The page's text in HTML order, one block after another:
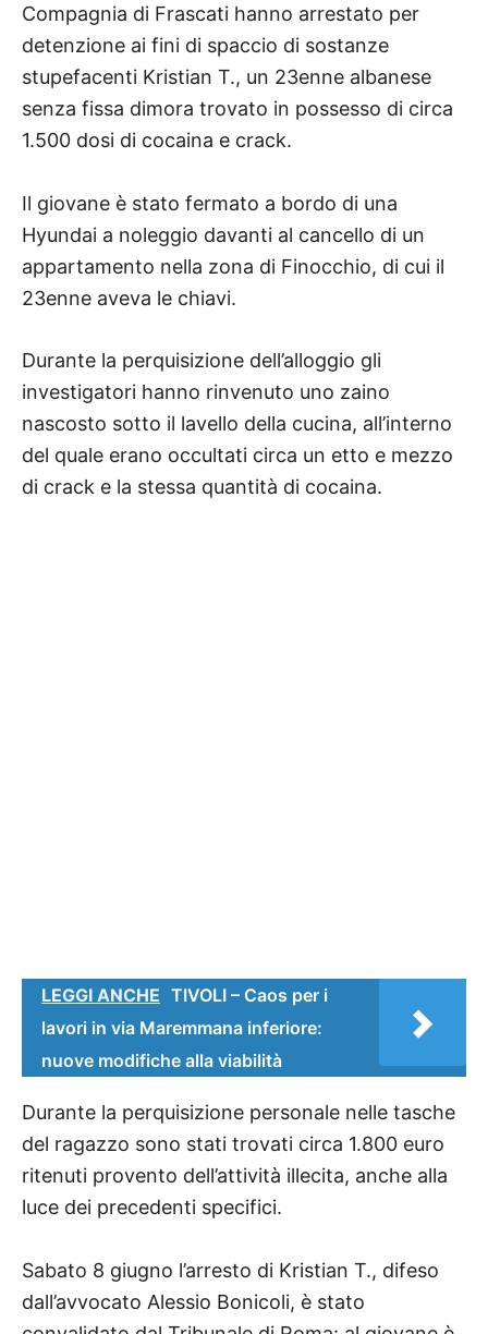
Compagnia di Frascati hanno arrestato per
detenzione ai fini di spaccio di sostanze
stupefacenti Kristian T., un 23enne albanese
senza fissa dimora trovato in possesso di circa
1.500 dosi di cocaina e crack.
Il giovane è stato fermato a bordo di una
Hyundai a noleggio davanti al cancello di un
appartamento nella zona di Finocchio, di cui il
23enne aveva le chiavi.
Durante la perquisizione dell’alloggio gli
investigatori hanno rinvenuto uno zaino
nascosto sotto il lavello della cucina, all’interno
del quale erano occultati circa un etto e mezzo
di crack e la stessa quantità di cocaina.
LEGGI ANCHE TIVOLI – Caos per i
lavori in via Maremmana inferiore:
nuove modifiche alla viabilità
Durante la perquisizione personale nelle tasche
del ragazzo sono stati trovati circa 1.800 euro
ritenuti provento dell’attività illecita, anche alla
luce dei precedenti specifici.
Sabato 8 giugno l’arresto di Kristian T., difeso
dall’avvocato Alessio Bonicoli, è stato